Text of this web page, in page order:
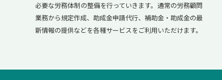
必要な労務体制の整備を行っていきます。通常の労務顧問
業務から規定作成、助成金申請代行、補助金・助成金の最
新情報の提供などを各種サービスをご利用いただけます。